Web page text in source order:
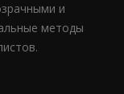
и
методы